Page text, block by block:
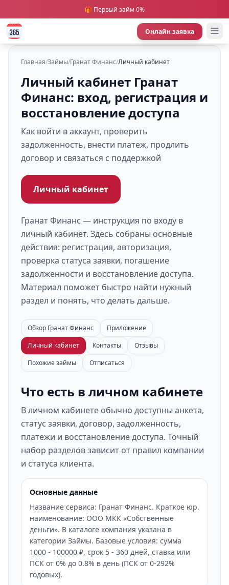
🎁 Первый займ 0%
Онлайн заявка
Главная/Займы/Гранат Финанс/Личный кабинет
Личный кабинет Гранат
Финанс: вход, регистрация и
восстановление доступа
Как войти в аккаунт, проверить
задолженность, внести платеж, продлить
договор и связаться с поддержкой
Личный кабинет
Гранат Финанс — инструкция по входу в
личный кабинет. Здесь собраны основные
действия: регистрация, авторизация,
проверка статуса заявки, погашение
задолженности и восстановление доступа.
Материал поможет быстро найти нужный
раздел и понять, что делать дальше.
Обзор Гранат Финанс
Приложение
Личный кабинет
Контакты
Отзывы
Похожие займы
Отписаться
Что есть в личном кабинете
В личном кабинете обычно доступны анкета,
статус заявки, договор, задолженность,
платежи и восстановление доступа. Точный
набор разделов зависит от правил компании
и статуса клиента.
Основные данные
Название сервиса: Гранат Финанс. Краткое юр.
наименование: ООО МКК «Собственные
деньги». В каталоге компания указана в
категории Займы. Базовые условия: сумма
1000 - 100000 ₽, срок 5 - 360 дней, ставка или
ПСК от 0% до 0.8% в день (ПСК от 0-292%
годовых).